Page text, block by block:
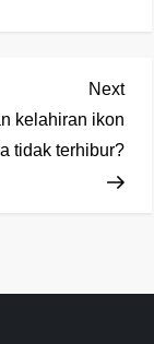
Next
kelahiran ikon
tidak terhibur?